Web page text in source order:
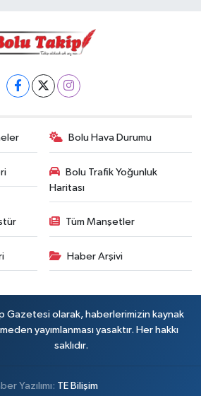
Bolu Hava Durumu
Bolu Trafik Yoğunluk
Haritası
Tüm Manşetler
Haber Arşivi
Gazetesi olarak, haberlerimizin kaynak
yayımlanması yasaktır. Her hakkı
saklıdır.
Yazılımı: TE Bilişim